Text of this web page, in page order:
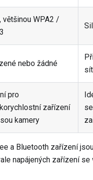
většinou WPA2 /
nebo žádné
pro
zařízení
kamery
a Bluetooth zařízení
napájených zařízení